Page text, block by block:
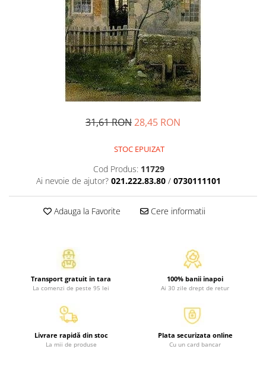
Resurse umane
Vanzari si marketing
Atlase, dictionare si enciclopedii
Carte prescolara
Ghiduri de conversatie
Invatarea limbilor straine
Povesti si povestiri
Activitati si jocuri pentru copii
Atlase, dictionare si enciclopedii
Benzi desenate
Carte prescolara
Carti de colorat
Carti pentru copii
31,61 RON28,45 RON
STOC EPUIZAT
Cod Produs: 11729
Ai nevoie de ajutor? 021.222.83.80 / 0730111101
Adauga la Favorite Cere informatii
Transport gratuit in tara
La comenzi de peste 95 lei
100% banii inapoi
Ai 30 zile drept de retur
Livrare rapidă din stoc
La mii de produse
Plata securizata online
Cu un card bancar